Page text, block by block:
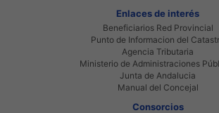
Enlaces de interés
Beneficiarios Red Provincial
Punto de Informacion del
Agencia Tributaria
Ministerio de Administraciones
Junta de Andalucia
Manual del Concejal
Consorcios